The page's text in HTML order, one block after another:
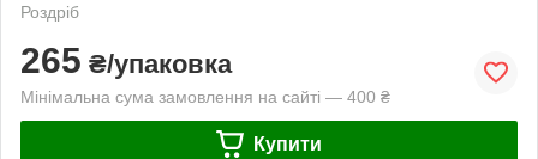
Роздріб
265 ₴/упаковка
Мінімальна сума замовлення на сайті — 400 ₴
Купити